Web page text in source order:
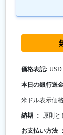
価格表記:
本日の銀行送
米ドル表示価
納期 ： 原則と
お支払い方法 ：